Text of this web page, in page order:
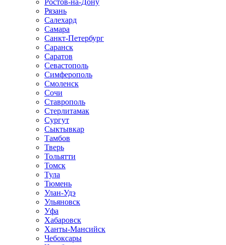
Ростов-на-Дону
Рязань
Салехард
Самара
Санкт-Петербург
Саранск
Саратов
Севастополь
Симферополь
Смоленск
Сочи
Ставрополь
Стерлитамак
Сургут
Сыктывкар
Тамбов
Тверь
Тольятти
Томск
Тула
Тюмень
Улан-Удэ
Ульяновск
Уфа
Хабаровск
Ханты-Мансийск
Чебоксары